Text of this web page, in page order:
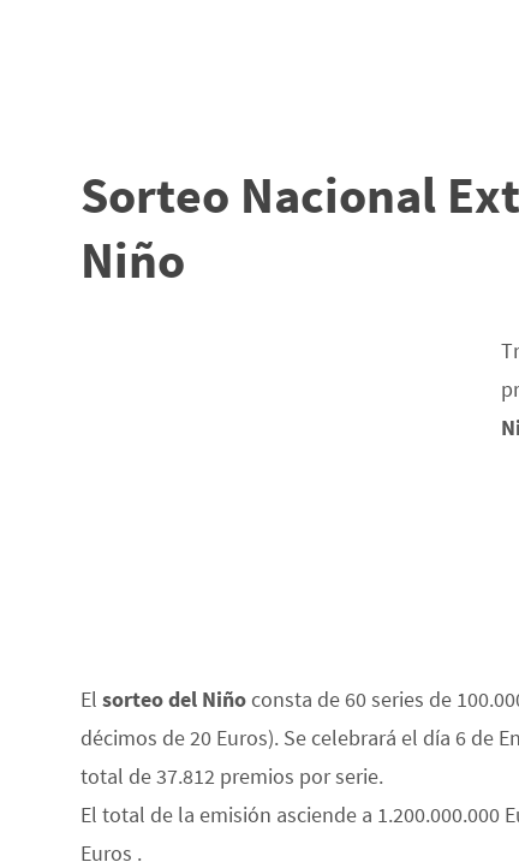
Sorteo Nacional
Niño
El sorteo del Niñoconsta de 60 series de
décimos de 20 Euros). Se celebrará el día 6 de
total de 37.812 premios por serie.
El total de la emisión asciende a 1.200.000.000
Euros .